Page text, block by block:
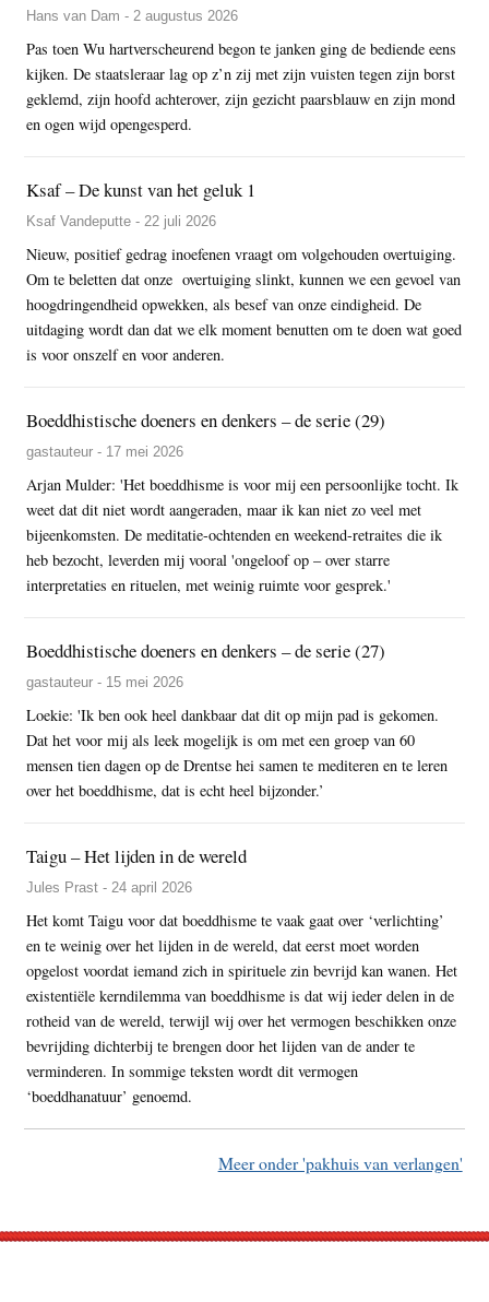
Hans van Dam - 2 augustus 2026
Pas toen Wu hartverscheurend begon te janken ging de bediende eens
kijken. De staatsleraar lag op z’n zij met zijn vuisten tegen zijn borst
geklemd, zijn hoofd achterover, zijn gezicht paarsblauw en zijn mond
en ogen wijd opengesperd.
Ksaf – De kunst van het geluk 1
Ksaf Vandeputte - 22 juli 2026
Nieuw, positief gedrag inoefenen vraagt om volgehouden overtuiging.
Om te beletten dat onze overtuiging slinkt, kunnen we een gevoel van
hoogdringendheid opwekken, als besef van onze eindigheid. De
uitdaging wordt dan dat we elk moment benutten om te doen wat goed
is voor onszelf en voor anderen.
Boeddhistische doeners en denkers – de serie (29)
gastauteur - 17 mei 2026
Arjan Mulder: 'Het boeddhisme is voor mij een persoonlijke tocht. Ik
weet dat dit niet wordt aangeraden, maar ik kan niet zo veel met
bijeenkomsten. De meditatie-ochtenden en weekend-retraites die ik
heb bezocht, leverden mij vooral 'ongeloof op – over starre
interpretaties en rituelen, met weinig ruimte voor gesprek.'
Boeddhistische doeners en denkers – de serie (27)
gastauteur - 15 mei 2026
Loekie: 'Ik ben ook heel dankbaar dat dit op mijn pad is gekomen.
Dat het voor mij als leek mogelijk is om met een groep van 60
mensen tien dagen op de Drentse hei samen te mediteren en te leren
over het boeddhisme, dat is echt heel bijzonder.’
Taigu – Het lijden in de wereld
Jules Prast - 24 april 2026
Het komt Taigu voor dat boeddhisme te vaak gaat over ‘verlichting’
en te weinig over het lijden in de wereld, dat eerst moet worden
opgelost voordat iemand zich in spirituele zin bevrijd kan wanen. Het
existentiële kerndilemma van boeddhisme is dat wij ieder delen in de
rotheid van de wereld, terwijl wij over het vermogen beschikken onze
bevrijding dichterbij te brengen door het lijden van de ander te
verminderen. In sommige teksten wordt dit vermogen
‘boeddhanatuur’ genoemd.
Meer onder 'pakhuis van verlangen'